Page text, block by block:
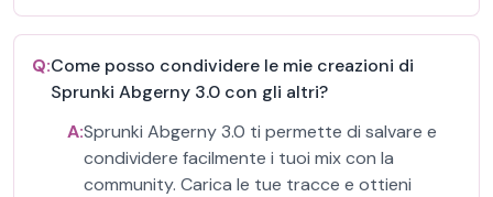
Q:Come posso condividere le mie creazioni di
Sprunki Abgerny 3.0 con gli altri?
A:Sprunki Abgerny 3.0 ti permette di salvare e
condividere facilmente i tuoi mix con la
community. Carica le tue tracce e ottieni